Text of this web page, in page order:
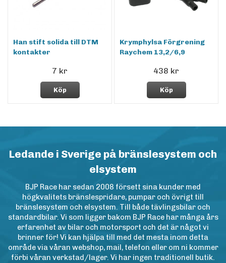
Han stift solida till DTM
kontakter
7 kr
Köp
Krymphylsa Förgrening
Raychem 13,2/6,9
438 kr
Köp
Ledande i Sverige på bränslesystem och
elsystem
BJP Race har sedan 2008 försett sina kunder med
högkvalitets bränslespridare, pumpar och övrigt till
bränslesystem och elsystem. Till både tävlingsbilar och
standardbilar. Vi som ligger bakom BJP Race har många års
erfarenhet av bilar och motorsport och det är något vi
brinner för! Vi kan hjälpa till med det mesta inom detta
område via våran webshop, mail, telefon eller om ni kommer
förbi våran verkstad/lager. Vi har ingen traditionell butik.